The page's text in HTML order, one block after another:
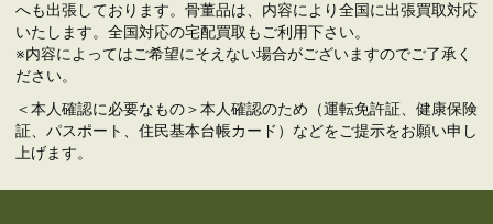
へも出張しております。骨董品は、内容により全国に出張買取対応
いたします。全国対応の宅配買取もご利用下さい。
※内容によってはご希望にそえない場合がございますのでご了承く
ださい。
＜本人確認に必要なもの＞本人確認のため（運転免許証、健康保険
証、パスポート、住民基本台帳カード）などをご提示をお願い申し
上げます。